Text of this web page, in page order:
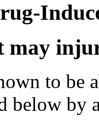
may
to be
below by